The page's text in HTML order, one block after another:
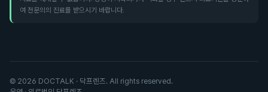
여 전문의의 진료를 받으시기 바랍니다.
© 2026 DOCTALK · 닥프렌즈. All rights reserved.